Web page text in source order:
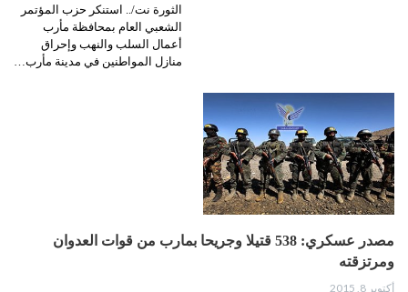
الثورة نت/.. استنكر حزب المؤتمر
الشعبي العام بمحافظة مأرب
أعمال السلب والنهب وإحراق
منازل المواطنين في مدينة مأرب…
مصدر عسكري: 538 قتيلا وجريحا بمارب من قوات العدوان
ومرتزقته
أكتوبر 8, 2015